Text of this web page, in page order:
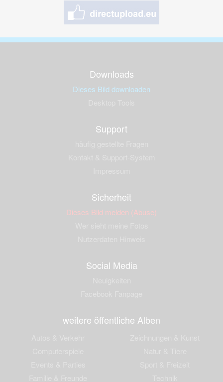
Downloads
Dieses Bild downloaden
Support
Sicherheit
Dieses Bild melden (Abuse)
Social Media
weitere öffentliche Alben